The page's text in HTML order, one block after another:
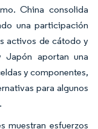
China consolida
una participación
activos de cátodo y
Japón aportan una
y componentes,
para algunos
muestran esfuerzos